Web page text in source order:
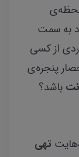
لحظه‌ی
به سمت
از کسی
پنجره‌ی
باشد؟
تهی